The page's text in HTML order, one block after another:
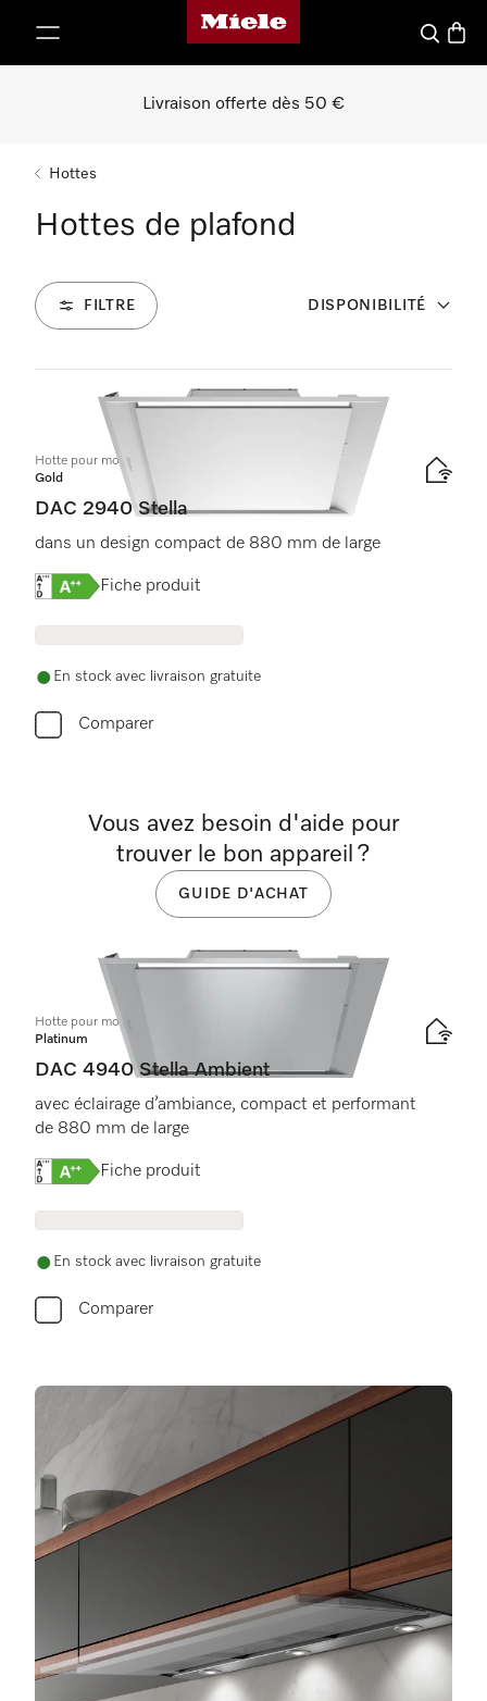
Page d'accueil de Miele
Panier
Livraison offerte dès 50 €
Hottes
Hottes de plafond
FILTRE DISPONIBILITÉ
2 Produits
Hotte pour montage dans plafond
Gold
DAC 2940 Stella
dans un design compact de 880 mm de large
Online Label Flag, Étiquette énergétique
Fiche produit
En stock avec livraison gratuite
Comparer
Hotte pour montage dans plafond
Platinum
DAC 4940 Stella Ambient
avec éclairage d’ambiance, compact et performant
de 880 mm de large
Online Label Flag, Étiquette énergétique
Fiche produit
En stock avec livraison gratuite
Comparer
Vous avez besoin d'aide pour
trouver le bon appareil ?
GUIDE D'ACHAT